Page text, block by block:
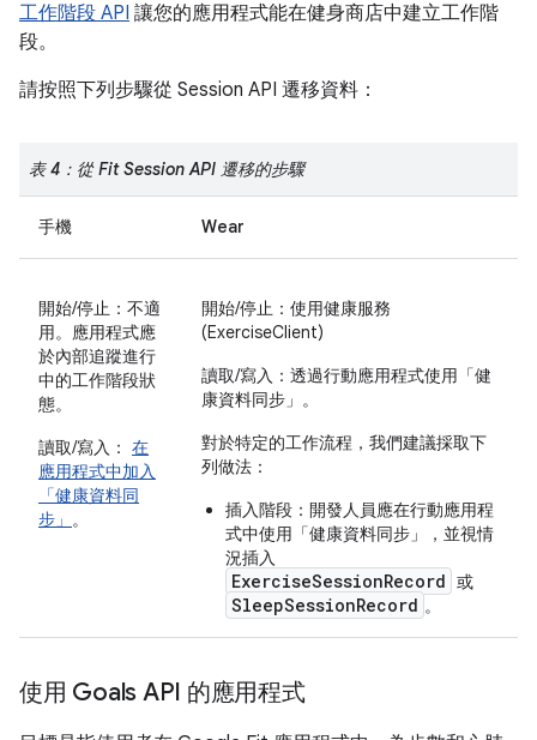
工作階段 API 讓您的應用程式能在健身商店中建立工作階
段。
請按照下列步驟從 Session API 遷移資料：
表 4：從 Fit Session API 遷移的步驟
手機 Wear
開始/停止：不適
用。應用程式應
於內部追蹤進行
中的工作階段狀
態。
讀取/寫入： 在
應用程式中加入
「健康資料同
步」 。
開始/停止：使用健康服務
(ExerciseClient)
讀取/寫入：透過行動應用程式使用「健
康資料同步」。
對於特定的工作流程，我們建議採取下
列做法：
插入階段：開發人員應在行動應用程
式中使用「健康資料同步」，並視情
況插入
ExerciseSessionRecord 或
SleepSessionRecord 。
使用 Goals API 的應用程式